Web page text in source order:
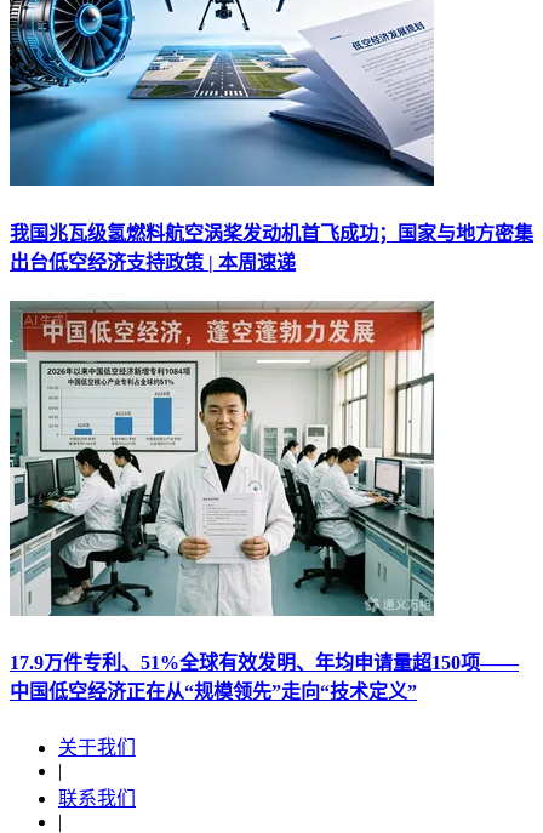
我国兆瓦级氢燃料航空涡桨发动机首飞成功；国家与地方密集
出台低空经济支持政策 | 本周速递
17.9万件专利、51%全球有效发明、年均申请量超150项——
中国低空经济正在从“规模领先”走向“技术定义”
关于我们
|
联系我们
|